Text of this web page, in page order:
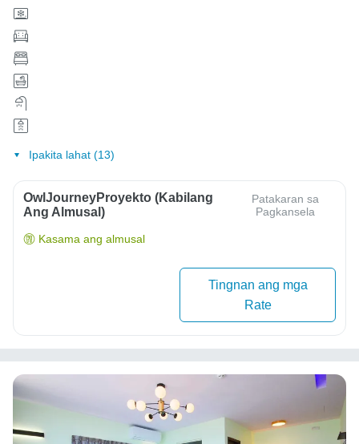
Ipakita lahat (13)
OwlJourneyProyekto (Kabilang
Ang Almusal)
Patakaran sa
Pagkansela
Kasama ang almusal
Tingnan ang mga
Rate